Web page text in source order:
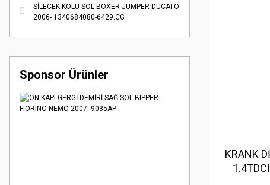
SİLECEK KOLU SOL BOXER-JUMPER-DUCATO
2006- 1340684080-6429.CG
Sponsor Ürünler
KRANK